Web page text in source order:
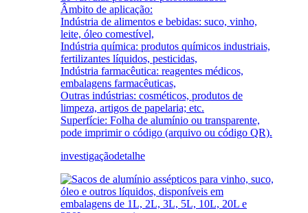
Âmbito de aplicação:
Indústria de alimentos e bebidas: suco, vinho,
leite, óleo comestível,
Indústria química: produtos químicos industriais,
fertilizantes líquidos, pesticidas,
Indústria farmacêutica: reagentes médicos,
embalagens farmacêuticas,
Outras indústrias: cosméticos, produtos de
limpeza, artigos de papelaria; etc.
Superfície: Folha de alumínio ou transparente,
pode imprimir o código (arquivo ou código QR).
investigaçãodetalhe